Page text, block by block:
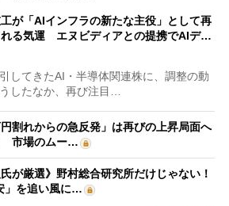
が「AIインフラの新たな主役」として再
れる気運 エヌビディアとの提携でAIデ…
してきたAI・半導体関連株に、調整の動
したなか、再び注目…
割れからの急反発」は再びの上昇局面へ
市場のムー…
が厳選》野村総合研究所だけじゃない！
」を追い風に…